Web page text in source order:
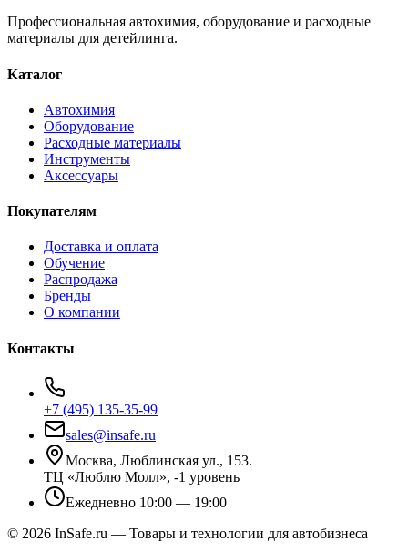
Профессиональная автохимия, оборудование и расходные
материалы для детейлинга.
Каталог
Автохимия
Оборудование
Расходные материалы
Инструменты
Аксессуары
Покупателям
Доставка и оплата
Обучение
Распродажа
Бренды
О компании
Контакты
+7 (495) 135-35-99
sales@insafe.ru
Москва, Люблинская ул., 153.
ТЦ «Люблю Молл», -1 уровень
Ежедневно 10:00 — 19:00
© 2026 InSafe.ru — Товары и технологии для автобизнеса